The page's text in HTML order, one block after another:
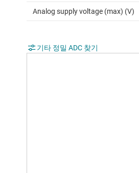
Analog supply voltage (max) (V)
기타 정밀 ADC 찾기